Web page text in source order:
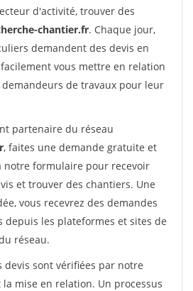
d'activité, trouver des
chantier.fr. Chaque jour,
demandent des devis en
vous mettre en relation
de travaux pour leur
partenaire du réseau
, faites une demande gratuite et
notre formulaire pour recevoir
et trouver des chantiers. Une
vous recevrez des demandes
depuis les plateformes et sites de
réseau.
devis sont vérifiées par notre
mise en relation. Un processus